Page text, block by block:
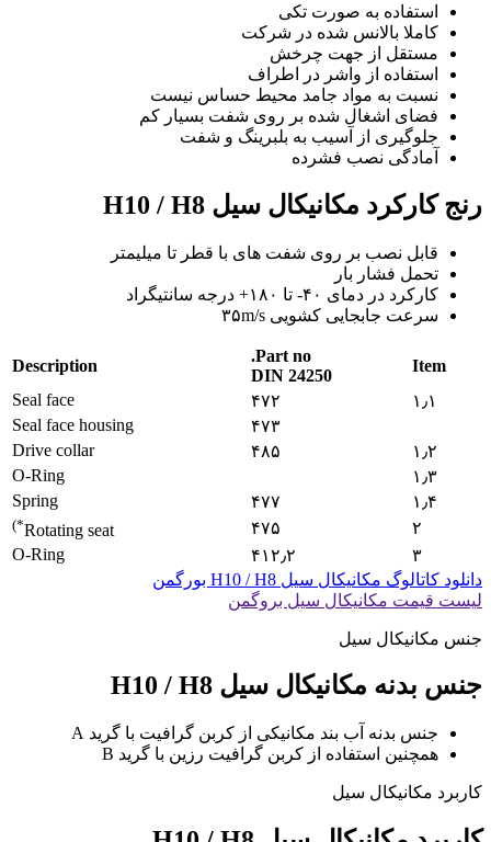
استفاده به صورت تکی
کاملا بالانس شده در شرکت
مستقل از جهت چرخش
استفاده از واشر در اطراف
نسبت به مواد جامد محیط حساس نیست
فضای اشغال شده بر روی شفت بسیار کم
جلوگیری از آسیب به بلبرینگ و شفت
آمادگی نصب فشرده
رنج کارکرد مکانیکال سیل H10 / H8
قابل نصب بر روی شفت های با قطر تا میلیمتر
تحمل فشار بار
کارکرد در دمای ۴۰- تا ۱۸۰+ درجه سانتیگراد
سرعت جابجایی کشویی ۳۵m/s
Item
Part no.
DIN 24250
Description
۱٫۱
۴۷۲
Seal face
۴۷۳
Seal face housing
۱٫۲
۴۸۵
Drive collar
۱٫۳
O-Ring
۱٫۴
۴۷۷
Spring
۲
۴۷۵ Rotating seat
*)
۳ ۴۱۲٫۲
O-Ring
دانلود کاتالوگ مکانیکال سیل H10 / H8 بورگمن
لیست قیمت مکانیکال سیل بروگمن
جنس مکانیکال سیل
جنس بدنه مکانیکال سیل H10 / H8
جنس بدنه آب بند مکانیکی از کربن گرافیت با گرید A
همچنین استفاده از کربن گرافیت رزین با گرید B
کاربرد مکانیکال سیل